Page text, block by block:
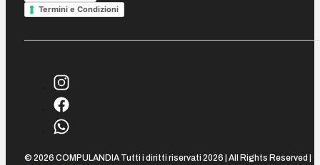
Termini e Condizioni
© 2026 COMPULANDIA Tutti i diritti riservati 2026 | All Rights Reserved |